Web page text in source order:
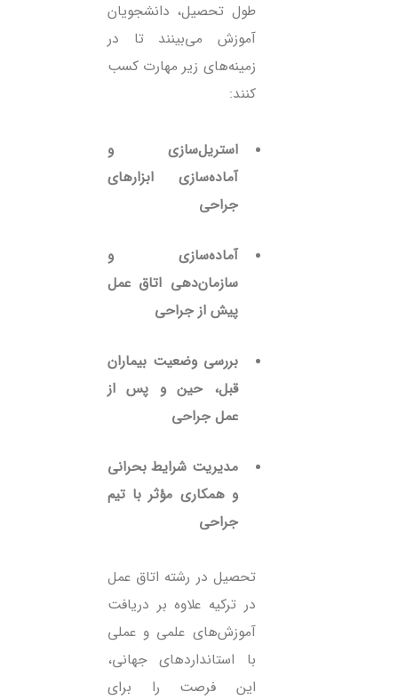
طول تحصیل، دانشجویان
آموزش می‌بینند تا در
زمینه‌های زیر مهارت کسب
کنند:
استریل‌سازی و
آماده‌سازی ابزارهای
جراحی
آماده‌سازی و
سازمان‌دهی اتاق عمل
پیش از جراحی
بررسی وضعیت بیماران
قبل، حین و پس از
عمل جراحی
مدیریت شرایط بحرانی
و همکاری مؤثر با تیم
جراحی
تحصیل در رشته اتاق عمل
در ترکیه علاوه بر دریافت
آموزش‌های علمی و عملی
با استانداردهای جهانی،
این فرصت را برای